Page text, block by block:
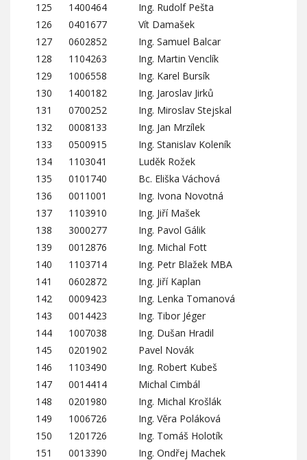
125
1400464
Ing. Rudolf Pešta
126
0401677
Vít Damašek
127
0602852
Ing. Samuel Balcar
128
1104263
Ing. Martin Venclík
129
1006558
Ing. Karel Bursík
130
1400182
Ing. Jaroslav Jirků
131
0700252
Ing. Miroslav Stejskal
132
0008133
Ing. Jan Mrzílek
133
0500915
Ing. Stanislav Koleník
134
1103041
Luděk Rožek
135
0101740
Bc. Eliška Váchová
136
0011001
Ing. Ivona Novotná
137
1103910
Ing. Jiří Mašek
138
3000277
Ing. Pavol Gálik
139
0012876
Ing. Michal Fott
140
1103714
Ing. Petr Blažek MBA
141
0602872
Ing. Jiří Kaplan
142
0009423
Ing. Lenka Tomanová
143
0014423
Ing. Tibor Jéger
144
1007038
Ing. Dušan Hradil
145
0201902
Pavel Novák
146
1103490
Ing. Robert Kubeš
147
0014414
Michal Cimbál
148
0201980
Ing. Michal Krošlák
149
1006726
Ing. Věra Poláková
150
1201726
Ing. Tomáš Holotík
151
0013390
Ing. Ondřej Machek